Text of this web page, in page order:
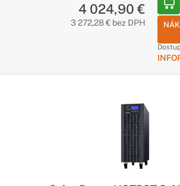
4 024,90 €
3 272,28 € bez DPH